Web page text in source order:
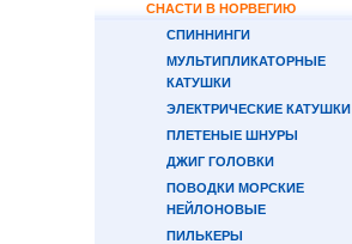
СНАСТИ В НОРВЕГИЮ
СПИННИНГИ
МУЛЬТИПЛИКАТОРНЫЕ
КАТУШКИ
ЭЛЕКТРИЧЕСКИЕ КАТУШКИ
ПЛЕТЕНЫЕ ШНУРЫ
ДЖИГ ГОЛОВКИ
ПОВОДКИ МОРСКИЕ
НЕЙЛОНОВЫЕ
ПИЛЬКЕРЫ